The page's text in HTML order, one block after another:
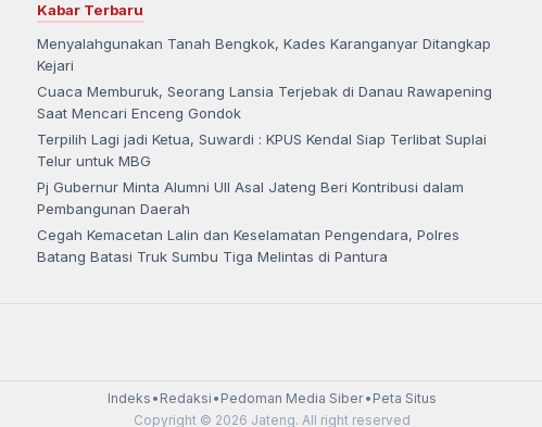
Kabar Terbaru
Menyalahgunakan Tanah Bengkok, Kades Karanganyar Ditangkap
Kejari
Cuaca Memburuk, Seorang Lansia Terjebak di Danau Rawapening
Saat Mencari Enceng Gondok
Terpilih Lagi jadi Ketua, Suwardi : KPUS Kendal Siap Terlibat Suplai
Telur untuk MBG
Pj Gubernur Minta Alumni UII Asal Jateng Beri Kontribusi dalam
Pembangunan Daerah
Cegah Kemacetan Lalin dan Keselamatan Pengendara, Polres
Batang Batasi Truk Sumbu Tiga Melintas di Pantura
Indeks • Redaksi • Pedoman Media Siber• Peta Situs
Copyright © 2026 Jateng. All right reserved